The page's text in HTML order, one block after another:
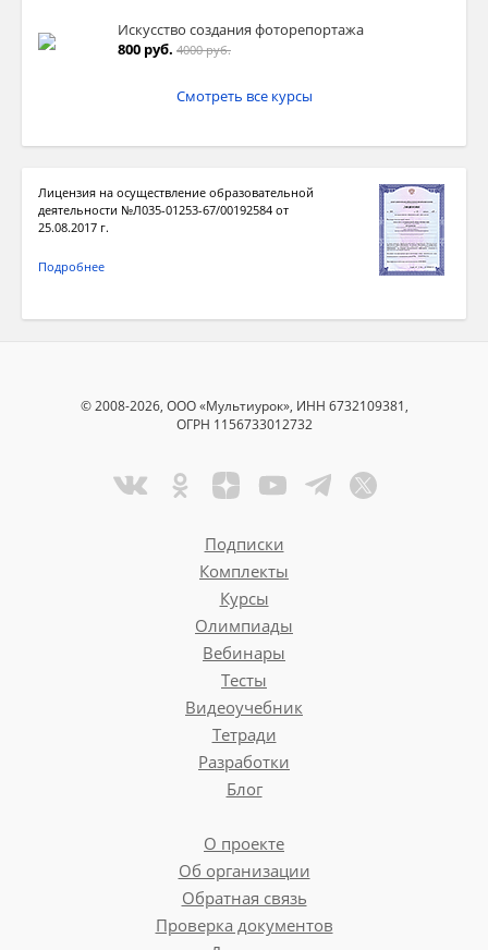
Искусство создания фоторепортажа
800 руб. 4000 руб.
Смотреть все курсы
Лицензия на осуществление образовательной
деятельности №Л035-01253-67/00192584 от
25.08.2017 г.
Подробнее
© 2008-2026, ООО «Мультиурок», ИНН 6732109381,
ОГРН 1156733012732
Подписки
Комплекты
Курсы
Олимпиады
Вебинары
Тесты
Видеоучебник
Тетради
Разработки
Блог
О проекте
Об организации
Обратная связь
Проверка документов